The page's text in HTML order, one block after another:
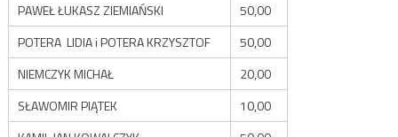
PAWEŁ ŁUKASZ ZIEMIAŃSKI
50,00
POTERA LIDIA i POTERA KRZYSZTOF
50,00
NIEMCZYK MICHAŁ
20,00
SŁAWOMIR PIĄTEK
10,00